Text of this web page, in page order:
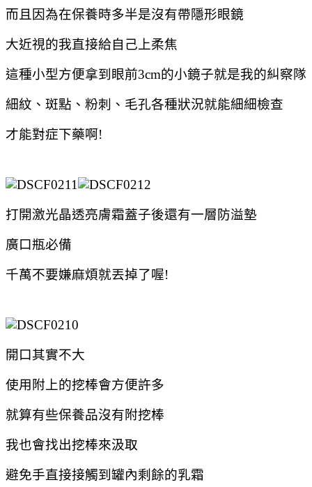
而且因為在保養時多半是沒有帶隱形眼鏡
大近視的我直接給自己上柔焦
這種小型方便拿到眼前3cm的小鏡子就是我的糾察隊
細紋、斑點、粉刺、毛孔各種狀況就能細細檢查
才能對症下藥啊!
打開激光晶透亮膚霜蓋子後還有一層防溢墊
廣口瓶必備
千萬不要嫌麻煩就丟掉了喔!
開口其實不大
使用附上的挖棒會方便許多
就算有些保養品沒有附挖棒
我也會找出挖棒來汲取
避免手直接接觸到罐內剩餘的乳霜